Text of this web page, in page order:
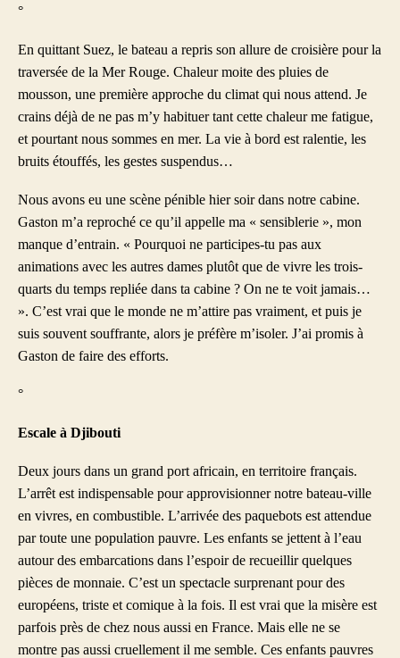
°
En quittant Suez, le bateau a repris son allure de croisière pour la
traversée de la Mer Rouge. Chaleur moite des pluies de
mousson, une première approche du climat qui nous attend. Je
crains déjà de ne pas m’y habituer tant cette chaleur me fatigue,
et pourtant nous sommes en mer. La vie à bord est ralentie, les
bruits étouffés, les gestes suspendus…
Nous avons eu une scène pénible hier soir dans notre cabine.
Gaston m’a reproché ce qu’il appelle ma « sensiblerie », mon
manque d’entrain. « Pourquoi ne participes-tu pas aux
animations avec les autres dames plutôt que de vivre les trois-
quarts du temps repliée dans ta cabine ? On ne te voit jamais…
». C’est vrai que le monde ne m’attire pas vraiment, et puis je
suis souvent souffrante, alors je préfère m’isoler. J’ai promis à
Gaston de faire des efforts.
°
Escale à Djibouti
Deux jours dans un grand port africain, en territoire français.
L’arrêt est indispensable pour approvisionner notre bateau-ville
en vivres, en combustible. L’arrivée des paquebots est attendue
par toute une population pauvre. Les enfants se jettent à l’eau
autour des embarcations dans l’espoir de recueillir quelques
pièces de monnaie. C’est un spectacle surprenant pour des
européens, triste et comique à la fois. Il est vrai que la misère est
parfois près de chez nous aussi en France. Mais elle ne se
montre pas aussi cruellement il me semble. Ces enfants pauvres